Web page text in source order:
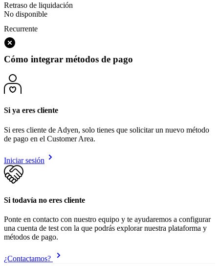
Retraso de liquidación
No disponible
Recurrente
Cómo integrar métodos de pago
Si ya eres cliente
Si eres cliente de Adyen, solo tienes que solicitar un nuevo método
de pago en el Customer Area.
Iniciar sesión
Si todavía no eres cliente
Ponte en contacto con nuestro equipo y te ayudaremos a configurar
una cuenta de test con la que podrás explorar nuestra plataforma y
métodos de pago.
¿Contactamos?